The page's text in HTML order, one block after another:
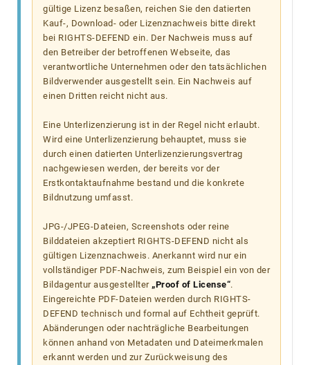
gültige Lizenz besaßen, reichen Sie den datierten
Kauf-, Download- oder Lizenznachweis bitte direkt
bei RIGHTS-DEFEND ein. Der Nachweis muss auf
den Betreiber der betroffenen Webseite, das
verantwortliche Unternehmen oder den tatsächlichen
Bildverwender ausgestellt sein. Ein Nachweis auf
einen Dritten reicht nicht aus.
Eine Unterlizenzierung ist in der Regel nicht erlaubt.
Wird eine Unterlizenzierung behauptet, muss sie
durch einen datierten Unterlizenzierungsvertrag
nachgewiesen werden, der bereits vor der
Erstkontaktaufnahme bestand und die konkrete
Bildnutzung umfasst.
JPG-/JPEG-Dateien, Screenshots oder reine
Bilddateien akzeptiert RIGHTS-DEFEND nicht als
gültigen Lizenznachweis. Anerkannt wird nur ein
vollständiger PDF-Nachweis, zum Beispiel ein von der
Bildagentur ausgestellter „Proof of License“.
Eingereichte PDF-Dateien werden durch RIGHTS-
DEFEND technisch und formal auf Echtheit geprüft.
Abänderungen oder nachträgliche Bearbeitungen
können anhand von Metadaten und Dateimerkmalen
erkannt werden und zur Zurückweisung des